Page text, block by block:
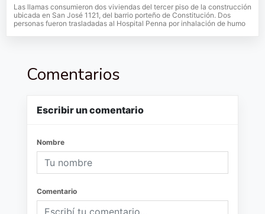
Las llamas consumieron dos viviendas del tercer piso de la construcción
ubicada en San José 1121, del barrio porteño de Constitución. Dos
personas fueron trasladadas al Hospital Penna por inhalación de humo
Comentarios
Escribir un comentario
Nombre
Comentario